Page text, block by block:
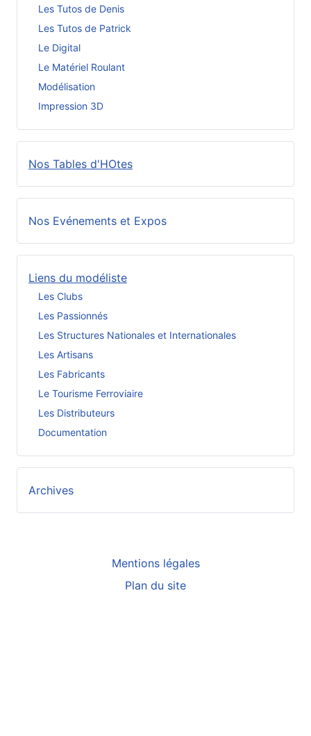
Les Tutos de Denis
Les Tutos de Patrick
Le Digital
Le Matériel Roulant
Modélisation
Impression 3D
Nos Tables d'HOtes
Nos Evénements et Expos
Liens du modéliste
Les Clubs
Les Passionnés
Les Structures Nationales et Internationales
Les Artisans
Les Fabricants
Le Tourisme Ferroviaire
Les Distributeurs
Documentation
Archives
Mentions légales
Plan du site